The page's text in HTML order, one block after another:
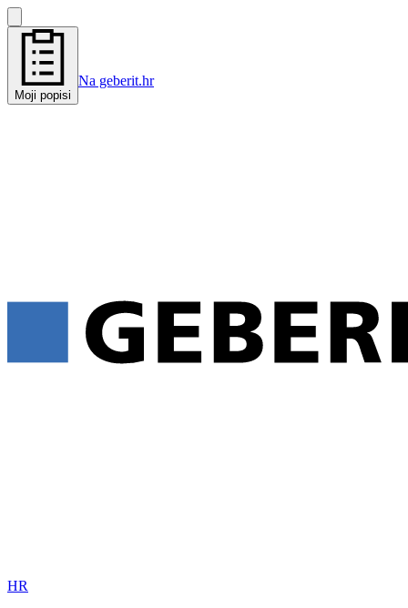
Moji popisi
Na geberit.hr
HR